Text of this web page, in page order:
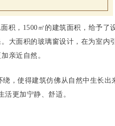
积，1500㎡的建筑面积，给予了
大面积的玻璃窗设计，在为室内
亲近自然。
，使得建筑仿佛从自然中生长出
活更加宁静、舒适。